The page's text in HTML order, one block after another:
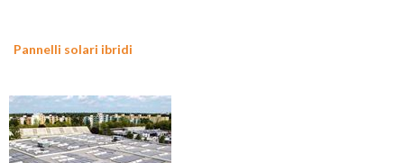
Pannelli solari ibridi